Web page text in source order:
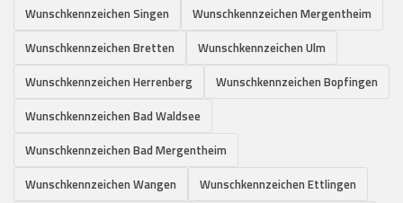
Wunschkennzeichen Singen
Wunschkennzeichen Mergentheim
Wunschkennzeichen Bretten
Wunschkennzeichen Ulm
Wunschkennzeichen Herrenberg
Wunschkennzeichen Bopfingen
Wunschkennzeichen Bad Waldsee
Wunschkennzeichen Bad Mergentheim
Wunschkennzeichen Wangen
Wunschkennzeichen Ettlingen